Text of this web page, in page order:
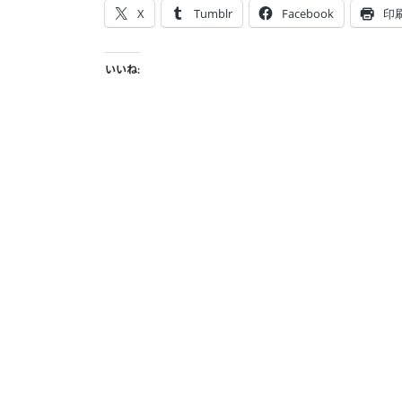
X Tumblr Facebook 印
いいね: